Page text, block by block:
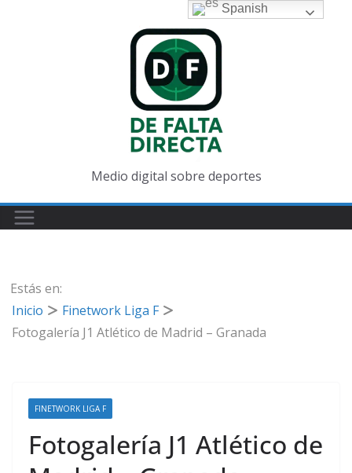
Medio digital sobre deportes
Estás en:
Inicio
Finetwork Liga F
Fotogalería J1 Atlético de Madrid – Granada
FINETWORK LIGA F
Fotogalería J1 Atlético de
Spanish